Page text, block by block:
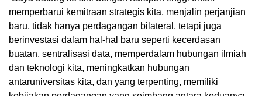
memperbarui kemitraan strategis kita, menjalin perjanjian
baru, tidak hanya perdagangan bilateral, tetapi juga
berinvestasi dalam hal-hal baru seperti kecerdasan
buatan, sentralisasi data, memperdalam hubungan ilmiah
dan teknologi kita, meningkatkan hubungan
antaruniversitas kita, dan yang terpenting, memiliki